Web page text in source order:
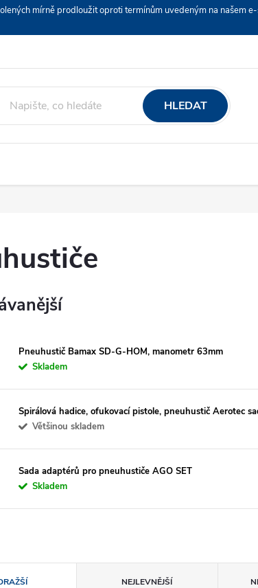
mírně prodloužit oproti termínům uvedeným na našem
HLEDAT
Pneuhustič Bamax SD-G-HOM, manometr 63mm
Skladem
Spirálová hadice, ofukovací pistole, pneuhustič Aerotec
Většinou skladem
Sada adaptérů pro pneuhustiče AGO SET
Skladem
NEJLEVNĚJŠÍ